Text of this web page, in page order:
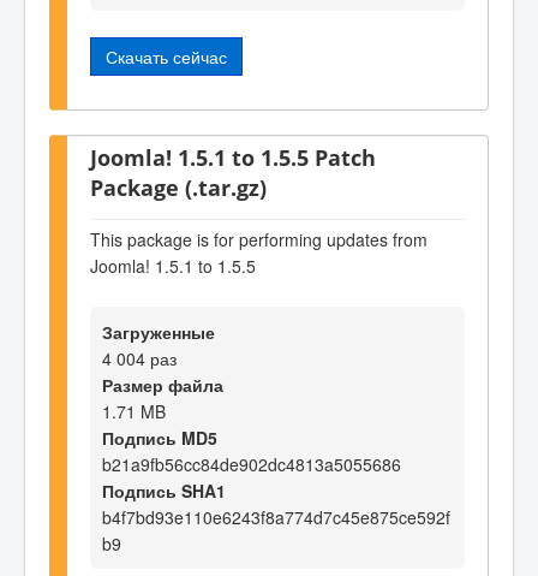
Скачать сейчас
Joomla! 1.5.1 to 1.5.5 Patch
Package (.tar.gz)
This package is for performing updates from
Joomla! 1.5.1 to 1.5.5
Загруженные
4 004 раз
Размер файла
1.71 MB
Подпись MD5
b21a9fb56cc84de902dc4813a5055686
Подпись SHA1
b4f7bd93e110e6243f8a774d7c45e875ce592f
b9